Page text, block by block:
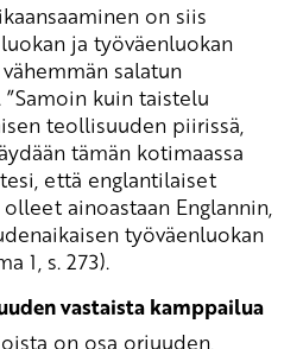
on siis
ja työväenluokan
salatun
kuin taistelu
teollisuuden piirissä,
tämän kotimaassa
että englantilaiset
ainoastaan Englannin,
työväenluokan
1, s. 273).
vastaista kamppailua
on osa orjuuden,